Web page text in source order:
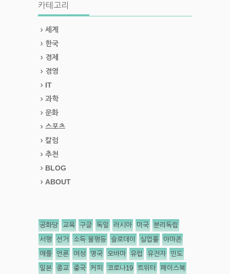
카테고리
세계
한국
경제
경영
IT
과학
문화
스포츠
칼럼
추천
BLOG
ABOUT
공화당 교육 구글 독일 러시아 미국 분리독립
서평 선거 소득 불평등 슬로데이 실업률 아마존
애플 언론 여성 영국 오바마 유럽 유전자 인도
일본 종교 중국 커피 코로나19 트위터 페이스북